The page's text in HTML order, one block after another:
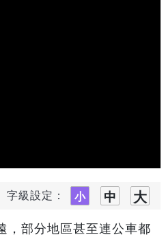
字級設定：
，部分地區甚至連公車都